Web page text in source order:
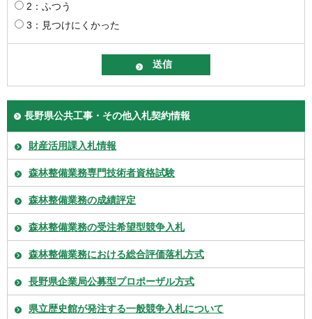
2：ふつう
3：見つけにくかった
長野県公共工事・その他入札契約情報
財産活用課入札情報
森林整備業務専門技術者資格試験
森林整備業務の成績評定
森林整備業務の受注希望型競争入札
森林整備業務における総合評価落札方式
長野県企業局公募型プロポーザル方式
県立歴史館が発注する一般競争入札について